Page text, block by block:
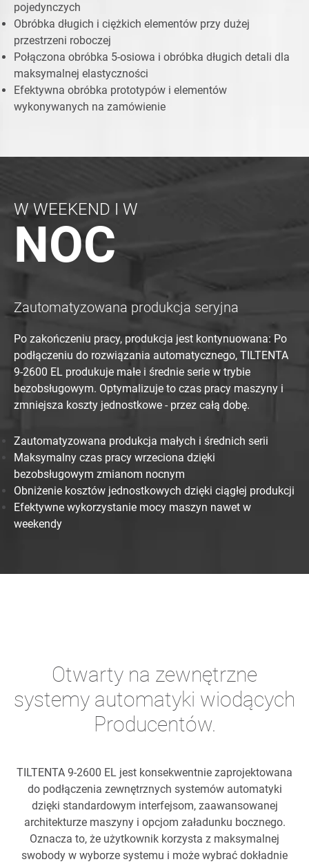
pojedynczych
Obróbka długich i ciężkich elementów przy dużej
przestrzeni roboczej
Połączona obróbka 5-osiowa i obróbka długich detali dla
maksymalnej elastyczności
Efektywna obróbka prototypów i elementów
wykonywanych na zamówienie
W WEEKEND I W
NOC
Zautomatyzowana produkcja seryjna
Po zakończeniu pracy, produkcja jest kontynuowana: Po
podłączeniu do rozwiązania automatycznego, TILTENTA
9-2600 EL produkuje małe i średnie serie w trybie
bezobsługowym. Optymalizuje to czas pracy maszyny i
zmniejsza koszty jednostkowe - przez całą dobę.
Zautomatyzowana produkcja małych i średnich serii
Maksymalny czas pracy wrzeciona dzięki
bezobsługowym zmianom nocnym
Obniżenie kosztów jednostkowych dzięki ciągłej produkcji
Efektywne wykorzystanie mocy maszyn nawet w
weekendy
Otwarty na zewnętrzne
systemy automatyki wiodących
Producentów.
TILTENTA 9-2600 EL jest konsekwentnie zaprojektowana
do podłączenia zewnętrznych systemów automatyki
dzięki standardowym interfejsom, zaawansowanej
architekturze maszyny i opcjom załadunku bocznego.
Oznacza to, że użytkownik korzysta z maksymalnej
swobody w wyborze systemu i może wybrać dokładnie